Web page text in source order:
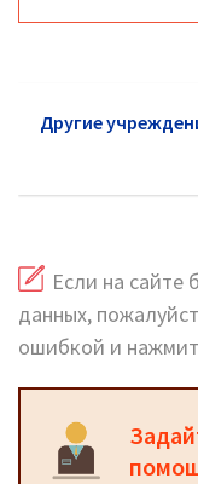
Другие
Если на сайте
данных,
ошибкой и